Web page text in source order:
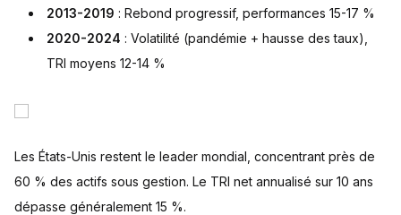
2013-2019 : Rebond progressif, performances 15-17 %
2020-2024 : Volatilité (pandémie + hausse des taux),
TRI moyens 12-14 %
Les États-Unis restent le leader mondial, concentrant près de
60 % des actifs sous gestion. Le TRI net annualisé sur 10 ans
dépasse généralement 15 %.